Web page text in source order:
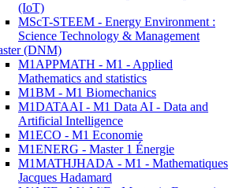
(IoT)
MScT-STEEM - Energy Environment :
Science Technology & Management
(DNM)
M1APPMATH - M1 - Applied
Mathematics and statistics
M1BM - M1 Biomechanics
M1DATAAI - M1 Data AI - Data and
Artificial Intelligence
M1ECO - M1 Economie
M1ENERG - Master 1 Énergie
M1MATHJHADA - M1 - Mathematiques
Jacques Hadamard